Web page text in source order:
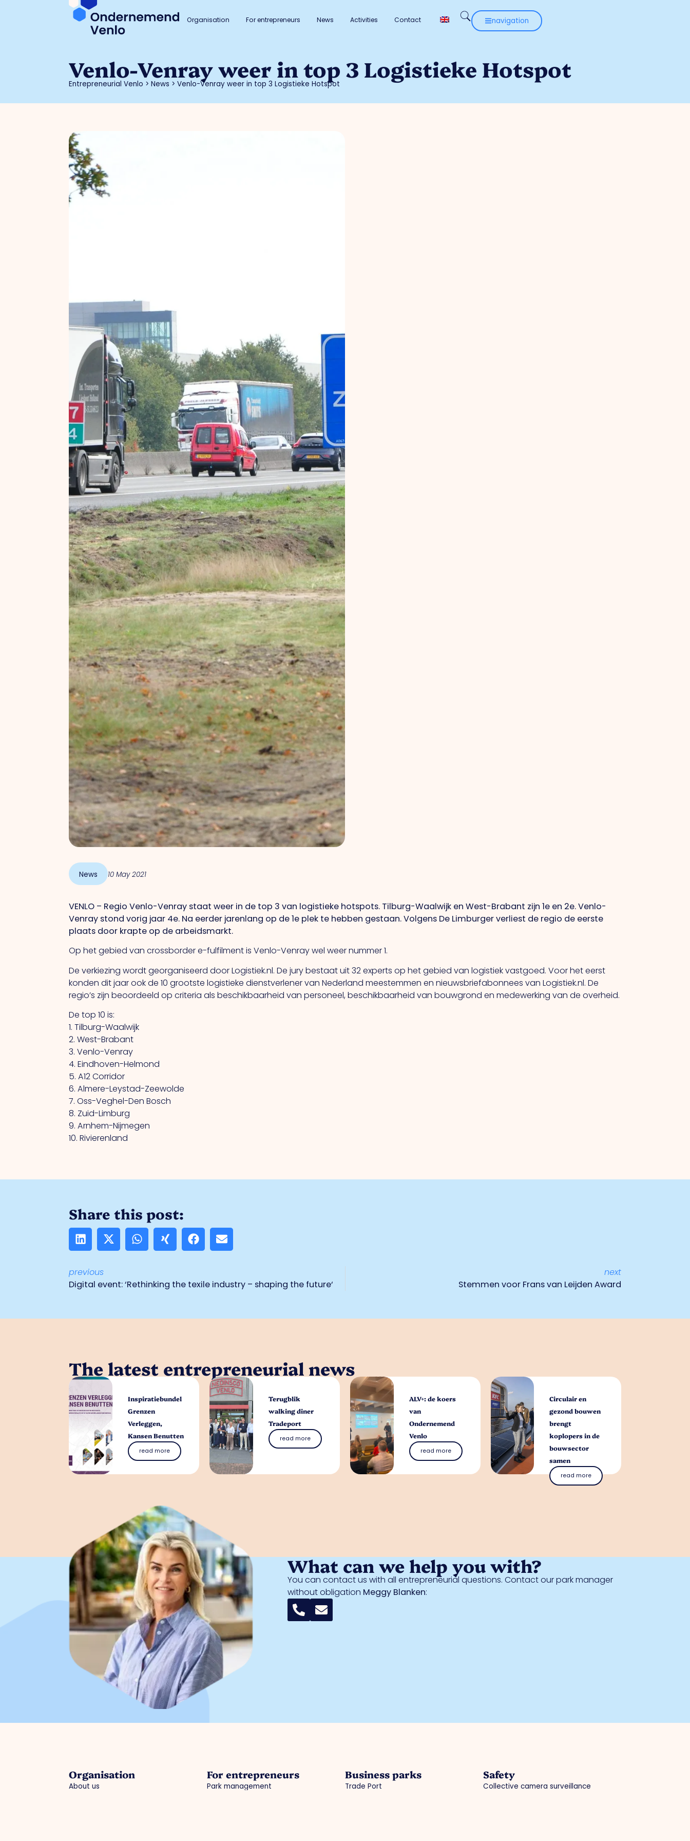
Organisation For entrepreneurs News Activities Contact navigation
Venlo-Venray weer in top 3 Logistieke Hotspot
Entrepreneurial Venlo >News >Venlo-Venray weer in top 3 Logistieke Hotspot
News 10 May 2021
VENLO – Regio Venlo-Venray staat weer in de top 3 van logistieke hotspots. Tilburg-Waalwijk en West-Brabant zijn 1e en 2e. Venlo-
Venray stond vorig jaar 4e. Na eerder jarenlang op de 1e plek te hebben gestaan. Volgens De Limburger verliest de regio de eerste
plaats door krapte op de arbeidsmarkt.
Op het gebied van crossborder e-fulfilment is Venlo-Venray wel weer nummer 1.
De verkiezing wordt georganiseerd door Logistiek.nl. De jury bestaat uit 32 experts op het gebied van logistiek vastgoed. Voor het eerst
konden dit jaar ook de 10 grootste logistieke dienstverlener van Nederland meestemmen en nieuwsbriefabonnees van Logistiek.nl. De
regio’s zijn beoordeeld op criteria als beschikbaarheid van personeel, beschikbaarheid van bouwgrond en medewerking van de overheid.
De top 10 is:
1. Tilburg-Waalwijk
2. West-Brabant
3. Venlo-Venray
4. Eindhoven-Helmond
5. A12 Corridor
6. Almere-Leystad-Zeewolde
7. Oss-Veghel-Den Bosch
8. Zuid-Limburg
9. Arnhem-Nijmegen
10. Rivierenland
Share this post:
previous
Digital event: ‘Rethinking the texile industry – shaping the future‘
next
Stemmen voor Frans van Leijden Award
The latest entrepreneurial news
Inspiratiebundel
Grenzen
Verleggen,
Kansen Benutten
read more
Terugblik
walking diner
Tradeport
read more
ALV+: de koers
van
Ondernemend
Venlo
read more
Circulair en
gezond bouwen
brengt
koplopers in de
bouwsector
samen
read more
What can we help you with?
You can contact us with all entrepreneurial questions. Contact our park manager
without obligation Meggy Blanken:
Organisation
About us
For entrepreneurs
Park management
Business parks
Trade Port
Safety
Collective camera surveillance